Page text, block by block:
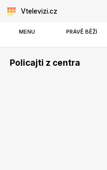
Vtelevizi.cz
MENU PRÁVĚ BĚŽÍ
Policajti z centra